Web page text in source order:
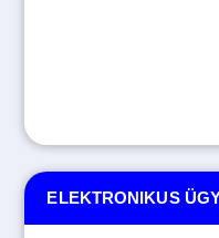
ELEKTRONIKUS